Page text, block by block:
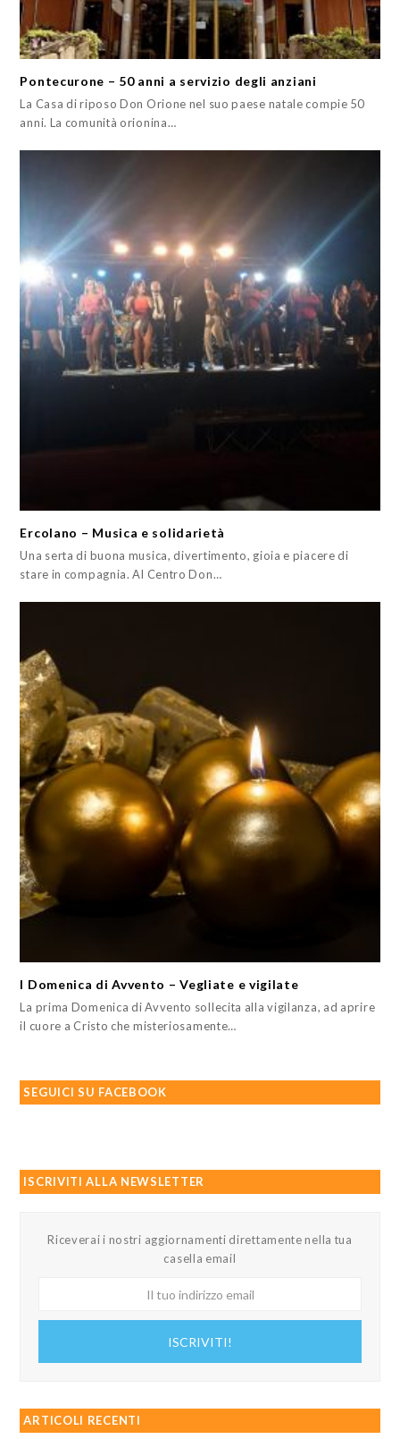
Pontecurone – 50 anni a servizio degli anziani
La Casa di riposo Don Orione nel suo paese natale compie 50
anni. La comunità orionina…
Ercolano – Musica e solidarietà
Una serta di buona musica, divertimento, gioia e piacere di
stare in compagnia. Al Centro Don…
I Domenica di Avvento – Vegliate e vigilate
La prima Domenica di Avvento sollecita alla vigilanza, ad aprire
il cuore a Cristo che misteriosamente…
SEGUICI SU FACEBOOK
ISCRIVITI ALLA NEWSLETTER
Riceverai i nostri aggiornamenti direttamente nella tua
casella email
ISCRIVITI!
ARTICOLI RECENTI